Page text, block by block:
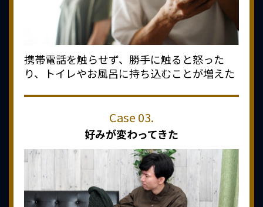
携帯電話を触らせず、勝手に触ると怒った
り、トイレやお風呂に持ち込むことが増えた
好みが変わってきた